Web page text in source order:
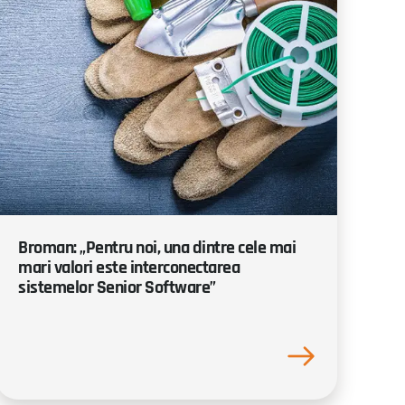
Broman: „Pentru noi, una dintre cele mai
mari valori este interconectarea
sistemelor Senior Software”